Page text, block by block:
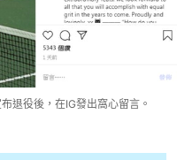
退役後，在IG發出窩心留言。